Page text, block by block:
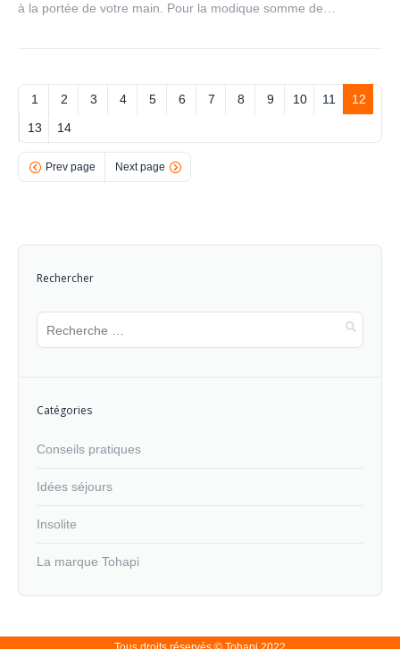
à la portée de votre main. Pour la modique somme de…
1 2 3 4 5 6 7 8 9 10 11
12
13
14
Prev page Next page
Rechercher
Catégories
Conseils pratiques
Idées séjours
Insolite
La marque Tohapi